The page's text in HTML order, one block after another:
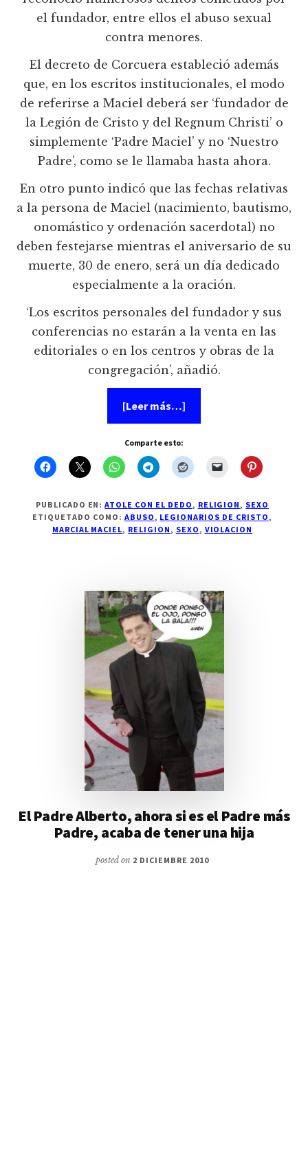
el fundador, entre ellos el abuso sexual
contra menores.
El decreto de Corcuera estableció además
que, en los escritos institucionales, el modo
de referirse a Maciel deberá ser ‘fundador de
la Legión de Cristo y del Regnum Christi’ o
simplemente ‘Padre Maciel’ y no ‘Nuestro
Padre’, como se le llamaba hasta ahora.
En otro punto indicó que las fechas relativas
a la persona de Maciel (nacimiento, bautismo,
onomástico y ordenación sacerdotal) no
deben festejarse mientras el aniversario de su
muerte, 30 de enero, será un día dedicado
especialmente a la oración.
‘Los escritos personales del fundador y sus
conferencias no estarán a la venta en las
editoriales o en los centros y obras de la
congregación’, añadió.
[Leer más…]
Legionarios
al
padre
Maciel
Comparte esto:
PUBLICADO EN:ATOLE CON EL DEDO , RELIGION , SEXO
ETIQUETADO COMO: ABUSO , LEGIONARIOS DE CRISTO ,
MARCIAL MACIEL, RELIGION , SEXO , VIOLACION
El Padre Alberto, ahora si es el Padre más
Padre, acaba de tener una hija
posted on 2 DICIEMBRE 2010